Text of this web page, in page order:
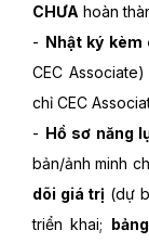
CHƯA hoàn
- Nhật ký kèm
CEC
chỉ CEC
- Hồ sơ năng
bản/ảnh minh
dõi giá trị (dự
triển khai;